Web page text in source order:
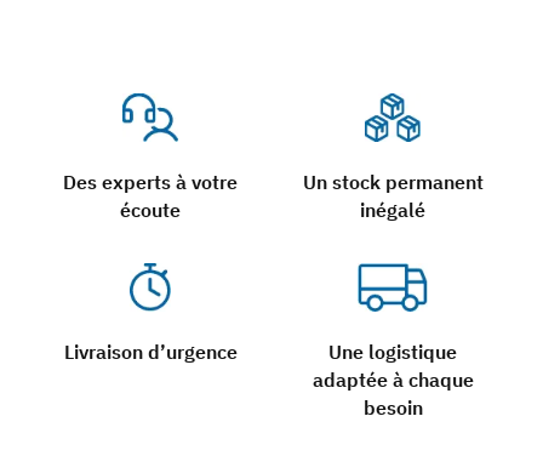
Des experts à votre
écoute
Un stock permanent
inégalé
Livraison d’urgence
Une logistique
adaptée à chaque
besoin